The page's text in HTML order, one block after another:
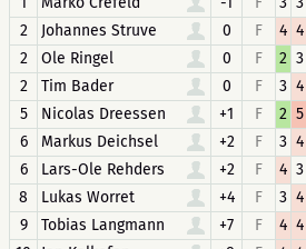
2
Johannes Struve 0 F 4 4
2
Ole Ringel 0 F 2 3
2
Tim Bader 0 F 3 4
5
Nicolas Dreessen +1 F 2 5
6
Markus Deichsel +2 F 3 4
6
Lars-Ole Rehders +2 F 4 3
8
Lukas Worret +4 F 3 4
9
Tobias Langmann +7 F 4 4